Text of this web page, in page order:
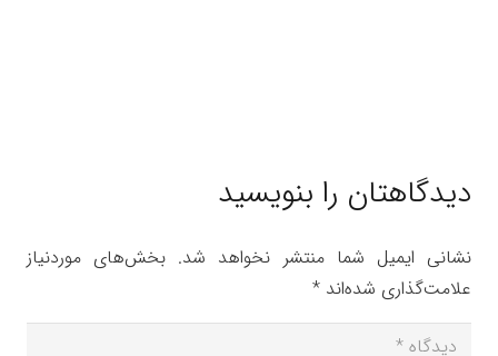
دیدگاهتان را بنویسید
نشانی ایمیل شما منتشر نخواهد شد. بخش‌های موردنیاز
علامت‌گذاری شده‌اند *